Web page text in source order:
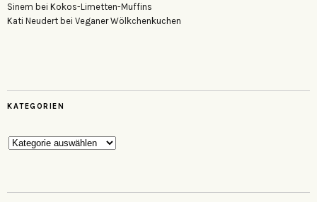
Sinem bei Kokos-Limetten-Muffins
Kati Neudert bei Veganer Wölkchenkuchen
KATEGORIEN
Kategorien